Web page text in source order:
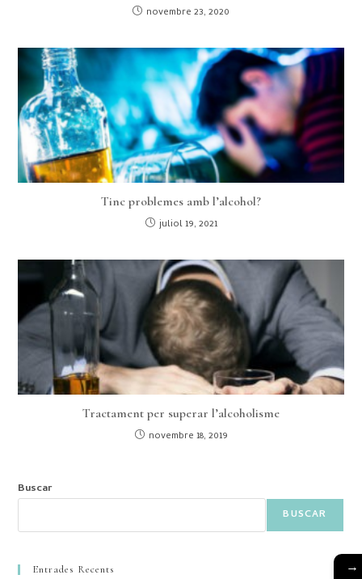
novembre 23, 2020
Tinc problemes amb l’alcohol?
juliol 19, 2021
Tractament per superar l’alcoholisme
novembre 18, 2019
Buscar
BUSCAR
Entrades Recents →